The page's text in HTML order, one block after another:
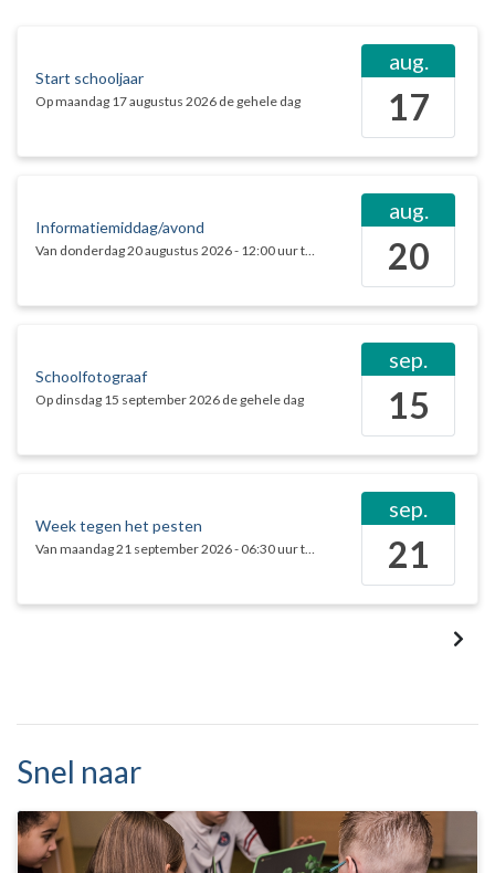
Start schooljaar
Opmaandag 17 augustus 2026 de gehele dag
aug.
17
Informatiemiddag/avond
Van donderdag 20 augustus 2026- 12:00uur tot
aug.
20
Schoolfotograaf
Op dinsdag 15 september 2026 de gehele dag
sep.
15
Week tegen het pesten
Van maandag 21 september 2026- 06:30uur tot en met vrijdag 25 september
sep.
21
Snel naar